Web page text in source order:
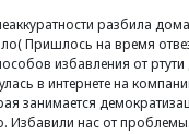
разбила
Пришлось на время
избавления от
в интернете на
занимается
Избавили нас от